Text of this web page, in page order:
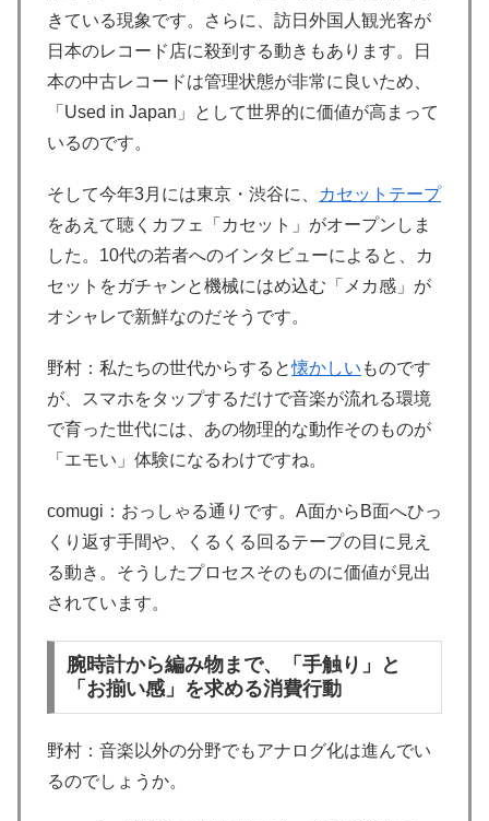
きている現象です。さらに、訪日外国人観光客が
日本のレコード店に殺到する動きもあります。日
本の中古レコードは管理状態が非常に良いため、
「Used in Japan」として世界的に価値が高まって
いるのです。
そして今年3月には東京・渋谷に、
カセットテープ
をあえて聴くカフェ「カセット」がオープンしま
した。10代の若者へのインタビューによると、カ
セットをガチャンと機械にはめ込む「メカ感」が
オシャレで新鮮なのだそうです。
野村：私たちの世代からすると懐かしい ものです
が、スマホをタップするだけで音楽が流れる環境
で育った世代には、あの物理的な動作そのものが
「エモい」体験になるわけですね。
comugi：おっしゃる通りです。A面からB面へひっ
くり返す手間や、くるくる回るテープの目に見え
る動き。そうしたプロセスそのものに価値が見出
されています。
腕時計から編み物まで、「手触り」と
「お揃い感」を求める消費行動
野村：音楽以外の分野でもアナログ化は進んでい
るのでしょうか。